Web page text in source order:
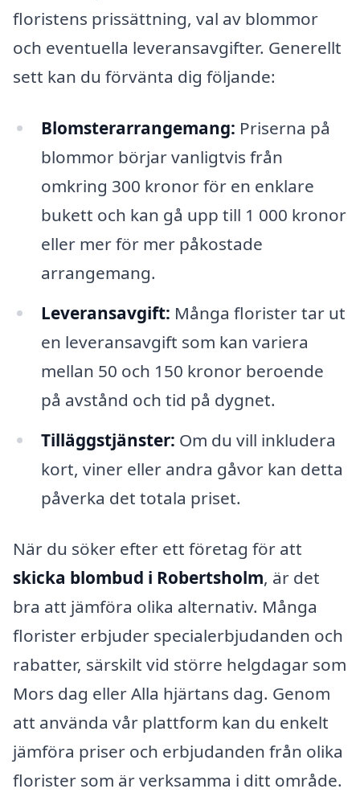
floristens prissättning, val av blommor
och eventuella leveransavgifter. Generellt
sett kan du förvänta dig följande:
Blomsterarrangemang: Priserna på
blommor börjar vanligtvis från
omkring 300 kronor för en enklare
bukett och kan gå upp till 1 000 kronor
eller mer för mer påkostade
arrangemang.
Leveransavgift: Många florister tar ut
en leveransavgift som kan variera
mellan 50 och 150 kronor beroende
på avstånd och tid på dygnet.
Tilläggstjänster: Om du vill inkludera
kort, viner eller andra gåvor kan detta
påverka det totala priset.
När du söker efter ett företag för att
skicka blombud i Robertsholm, är det
bra att jämföra olika alternativ. Många
florister erbjuder specialerbjudanden och
rabatter, särskilt vid större helgdagar som
Mors dag eller Alla hjärtans dag. Genom
att använda vår plattform kan du enkelt
jämföra priser och erbjudanden från olika
florister som är verksamma i ditt område.